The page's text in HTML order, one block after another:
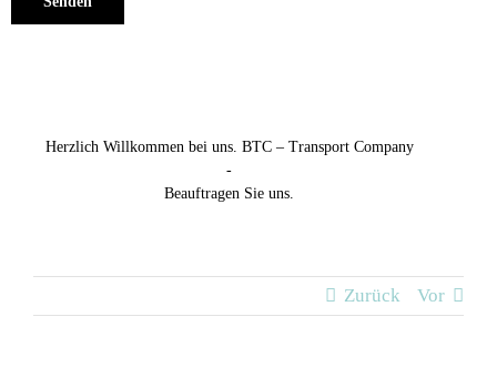
Herzlich Willkommen bei uns. BTC – Transport Company
-
Beauftragen Sie uns.
Zurück Vor